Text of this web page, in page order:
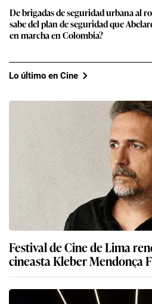
De brigadas de seguridad urbana al
sabe del plan de seguridad que
en marcha en Colombia?
Lo último en Cine
Festival de Cine de Lima
cineasta Kleber Mendonça